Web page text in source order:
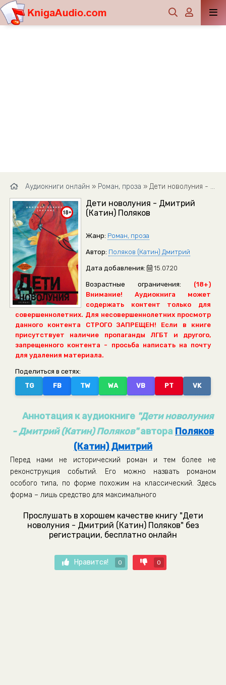
Аудиокниги онлайн » Роман, проза » Дети новолуния - Дмитрий (Катин) Поляков
Дети новолуния - Дмитрий
(Катин) Поляков
Жанр: Роман, проза
Автор: Поляков (Катин) Дмитрий
Дата добавления: 15.07.20
Возрастные ограничения:
(18+)
Внимание! Аудиокнига может
содержать контент только для
совершеннолетних. Для несовершеннолетних просмотр
данного контента СТРОГО ЗАПРЕЩЕН! Если в книге
присутствует наличие пропаганды ЛГБТ и другого,
запрещенного контента - просьба написать на почту
для удаления материала.
Поделиться в сетях:
TG
FB TW WA VB PT VK
Аннотация к аудиокниге "Дети новолуния
- Дмитрий (Катин) Поляков"автора Поляков
(Катин) Дмитрий
Перед нами не исторический роман и тем более не
реконструкция событий. Его можно назвать романом
особого типа, по форме похожим на классический. Здесь
форма – лишь средство для максимального
Прослушать в хорошем качестве книгу "Дети
новолуния - Дмитрий (Катин) Поляков" без
регистрации, бесплатно онлайн
Нравится! 0 0